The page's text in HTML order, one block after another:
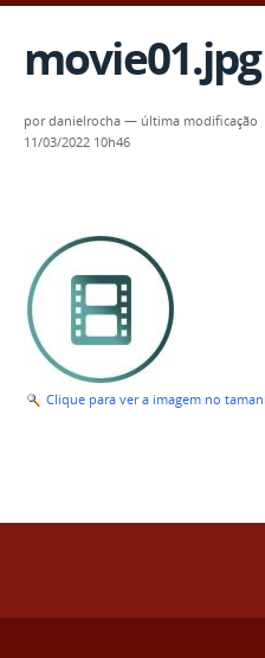
movie01.jpg
pordanielrocha — última modificação
11/03/2022 10h46
Clique para ver a imagem no